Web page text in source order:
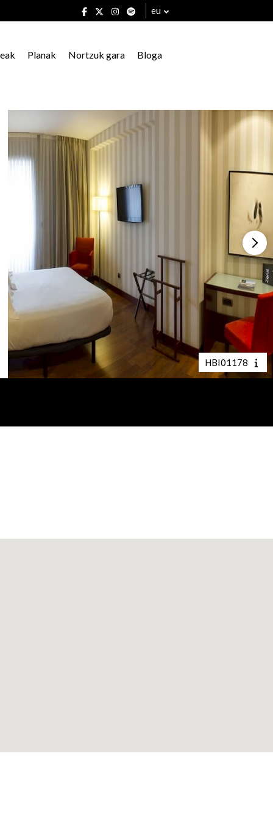
eu
Planak Nortzuk gara Bloga
HBI01178